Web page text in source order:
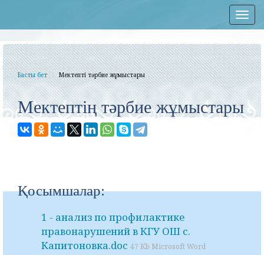
Басты бет Мектептің тәрбие жұмыстары
Мектептің тәрбие жұмыстары
Қосымшалар:
1 - анализ по профилактике
правонарушений в КГУ ОШ с.
Капитоновка.doc 47 Kb Microsoft Word